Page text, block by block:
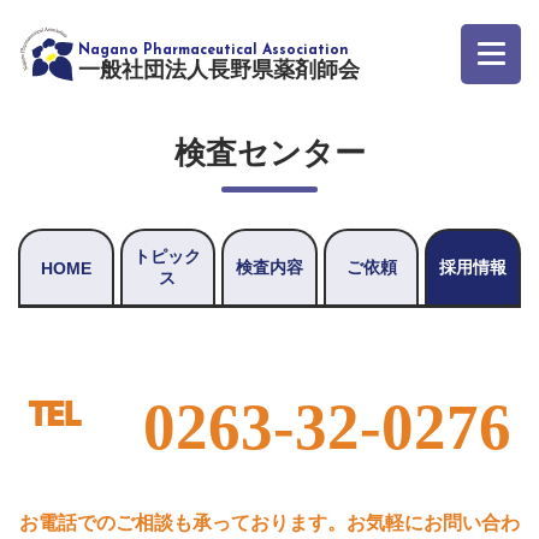
一般社団法人長野県薬剤師会
検査センター
HOME
トピック
ス
検査内容 ご依頼 採用情報
℡ 0263-32-0276
お電話でのご相談も承っております。お気軽にお問い合わ